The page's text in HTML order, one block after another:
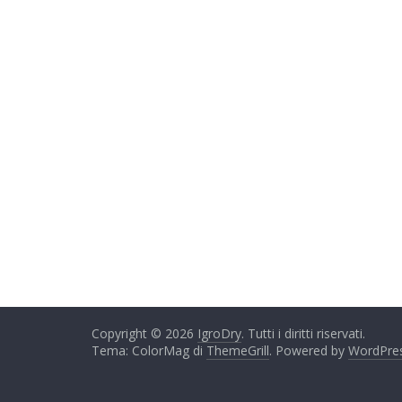
Copyright © 2026 IgroDry. Tutti i diritti riservati.
Tema: ColorMag di ThemeGrill. Powered by